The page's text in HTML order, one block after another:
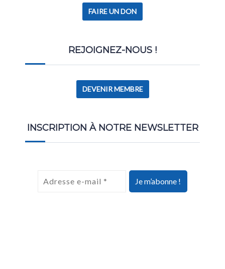
FAIRE UN DON
REJOIGNEZ-NOUS !
DEVENIR MEMBRE
INSCRIPTION À NOTRE NEWSLETTER